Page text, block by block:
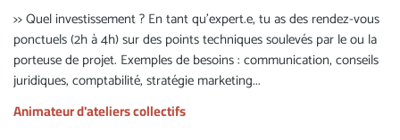
>> Quel investissement ? En tant qu'expert.e, tu as des rendez-vous
ponctuels (2h à 4h) sur des points techniques soulevés par le ou la
porteuse de projet. Exemples de besoins : communication, conseils
juridiques, comptabilité, stratégie marketing...
Animateur d'ateliers collectifs